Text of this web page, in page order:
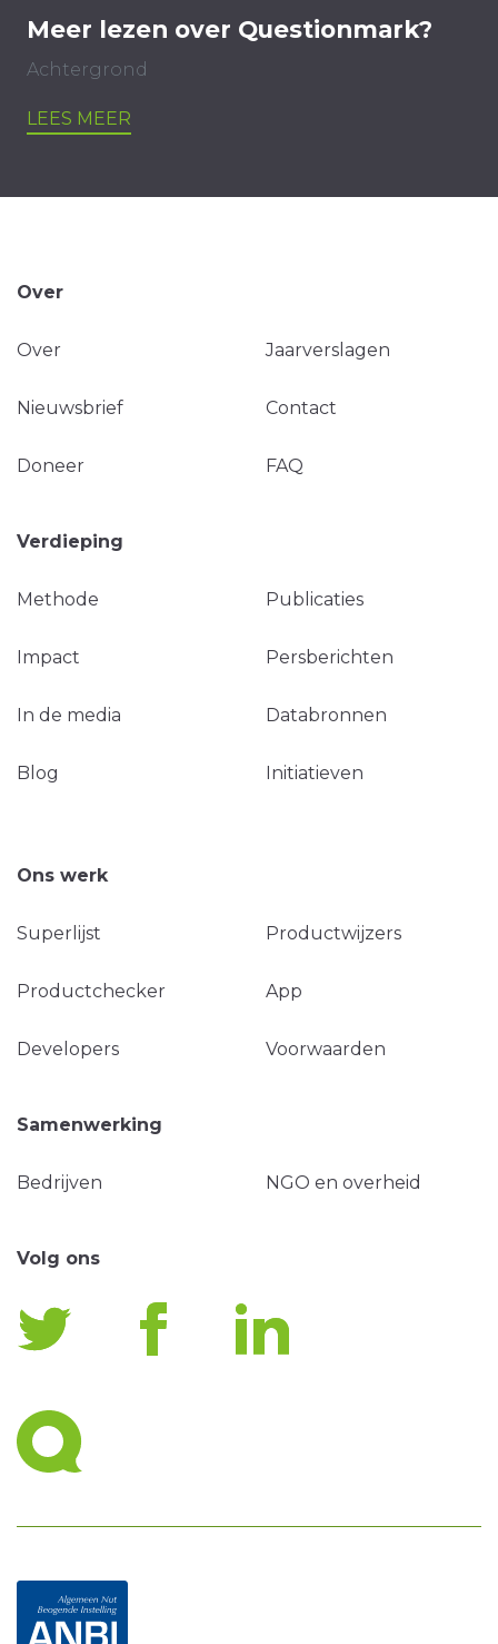
Meer lezen over Questionmark?
Achtergrond
LEES MEER
Over
Over Jaarverslagen
Nieuwsbrief Contact
Doneer FAQ
Verdieping
Methode Publicaties
Impact Persberichten
In de media Databronnen
Blog Initiatieven
Ons werk
Superlijst Productwijzers
Productchecker App
Developers Voorwaarden
Samenwerking
Bedrijven NGO en overheid
Volg ons